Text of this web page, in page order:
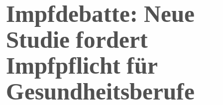
Impfdebatte: Neue
Studie fordert
Impfpflicht für
Gesundheitsberufe